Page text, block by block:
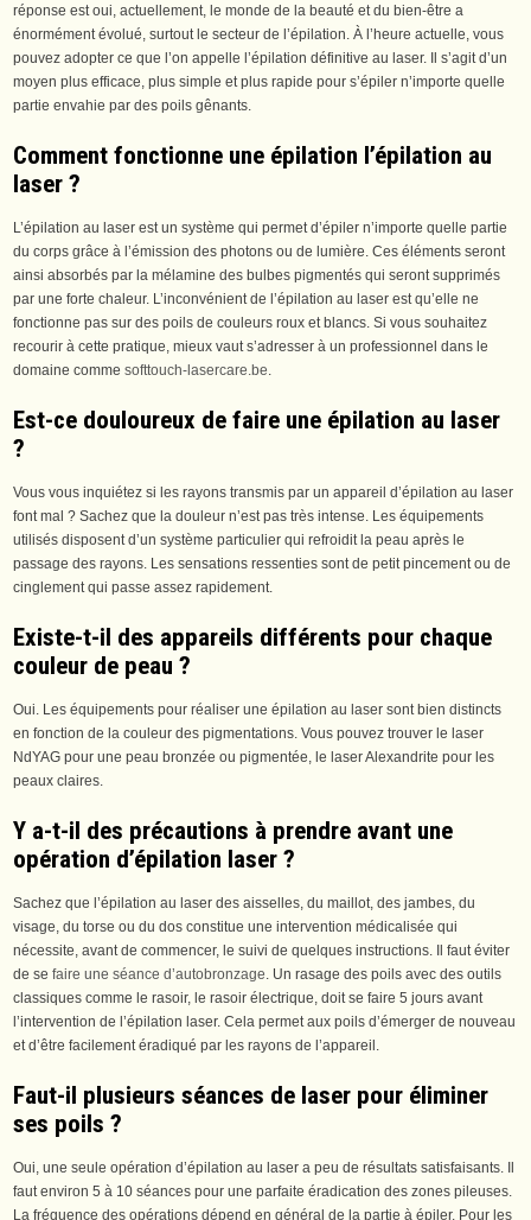
réponse est oui, actuellement, le monde de la beauté et du bien-être a
énormément évolué, surtout le secteur de l’épilation. À l’heure actuelle, vous
pouvez adopter ce que l’on appelle l’épilation définitive au laser. Il s’agit d’un
moyen plus efficace, plus simple et plus rapide pour s’épiler n’importe quelle
partie envahie par des poils gênants.
Comment fonctionne une épilation l’épilation au
laser ?
L’épilation au laser est un système qui permet d’épiler n’importe quelle partie
du corps grâce à l’émission des photons ou de lumière. Ces éléments seront
ainsi absorbés par la mélamine des bulbes pigmentés qui seront supprimés
par une forte chaleur. L’inconvénient de l’épilation au laser est qu’elle ne
fonctionne pas sur des poils de couleurs roux et blancs. Si vous souhaitez
recourir à cette pratique, mieux vaut s’adresser à un professionnel dans le
domaine commesofttouch-lasercare.be.
Est-ce douloureux de faire une épilation au laser
?
Vous vous inquiétez si les rayons transmis par un appareil d’épilation au laser
font mal ? Sachez que la douleur n’est pas très intense. Les équipements
utilisés disposent d’un système particulier qui refroidit la peau après le
passage des rayons. Les sensations ressenties sont de petit pincement ou de
cinglement qui passe assez rapidement.
Existe-t-il des appareils différents pour chaque
couleur de peau ?
Oui. Les équipements pour réaliser une épilation au laser sont bien distincts
en fonction de la couleur des pigmentations. Vous pouvez trouver le laser
NdYAG pour une peau bronzée ou pigmentée, le laser Alexandrite pour les
peaux claires.
Y a-t-il des précautions à prendre avant une
opération d’épilation laser ?
Sachez que l’épilation au laser des aisselles, du maillot, des jambes, du
visage, du torse ou du dos constitue une intervention médicalisée qui
nécessite, avant de commencer, le suivi de quelques instructions. Il faut éviter
de se faire une séance d’autobronzage. Un rasage des poils avec des outils
classiques comme le rasoir, le rasoir électrique, doit se faire 5 jours avant
l’intervention de l’épilation laser. Cela permet aux poils d’émerger de nouveau
et d’être facilement éradiqué par les rayons de l’appareil.
Faut-il plusieurs séances de laser pour éliminer
ses poils ?
Oui, une seule opération d’épilation au laser a peu de résultats satisfaisants. Il
faut environ 5 à 10 séances pour une parfaite éradication des zones pileuses.
La fréquence des opérations dépend en général de la partie à épiler. Pour les